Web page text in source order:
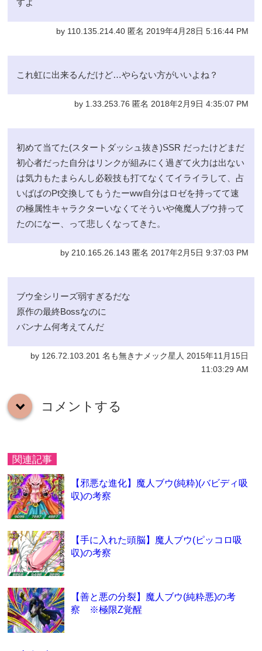
すよ
by 110.135.214.40 匿名 2019年4月28日 5:16:44 PM
これ虹に出来るんだけど…やらない方がいいよね？
by 1.33.253.76 匿名 2018年2月9日 4:35:07 PM
初めて当てた(スタートダッシュ抜き)SSR だったけどまだ
初心者だった自分はリンクが組みにく過ぎて火力は出ない
は気力もたまらんし必殺技も打てなくてイライラして、占
いばばのPt交換してもうたーww自分はロゼを持ってて速
の極属性キャラクターいなくてそういや俺魔人ブウ持って
たのになー、って悲しくなってきた。
by 210.165.26.143 匿名 2017年2月5日 9:37:03 PM
ブウ全シリーズ弱すぎるだな
原作の最終Bossなのに
バンナム何考えてんだ
by 126.72.103.201 名も無きナメック星人 2015年11月15日
11:03:29 AM
down コメントする
関連記事
【邪悪な進化】魔人ブウ(純粋)(バビディ吸
収)の考察
【手に入れた頭脳】魔人ブウ(ピッコロ吸
収)の考察
【善と悪の分裂】魔人ブウ(純粋悪)の考
察 ※極限Z覚醒